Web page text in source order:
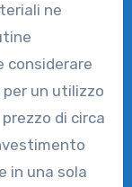
ne
considerare
un utilizzo
di circa
in una sola